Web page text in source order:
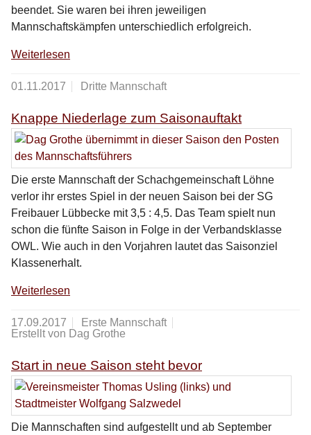
beendet. Sie waren bei ihren jeweiligen
Mannschaftskämpfen unterschiedlich erfolgreich.
Weiterlesen
01.11.2017 Dritte Mannschaft
Knappe Niederlage zum Saisonauftakt
Die erste Mannschaft der Schachgemeinschaft Löhne
verlor ihr erstes Spiel in der neuen Saison bei der SG
Freibauer Lübbecke mit 3,5 : 4,5. Das Team spielt nun
schon die fünfte Saison in Folge in der Verbandsklasse
OWL. Wie auch in den Vorjahren lautet das Saisonziel
Klassenerhalt.
Weiterlesen
17.09.2017
Erste Mannschaft
Erstellt von Dag Grothe
Start in neue Saison steht bevor
Die Mannschaften sind aufgestellt und ab September